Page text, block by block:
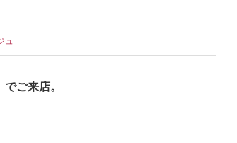
ュ
ご来店。